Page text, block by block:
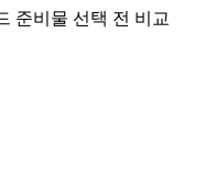
준비물 선택 전 비교